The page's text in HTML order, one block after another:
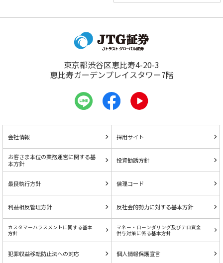
東京都渋谷区恵比寿4-20-3
恵比寿ガーデンプレイスタワー7階
会社情報 採用サイト
お客さま本位の業務運営に関する基
本方針
投資勧誘方針
最良執行方針 倫理コード
利益相反管理方針 反社会的勢力に対する基本方針
カスタマーハラスメントに関する基本
方針
マネー・ローンダリング及びテロ資金
供与対策に係る基本方針
犯罪収益移転防止法への対応 個人情報保護宣言